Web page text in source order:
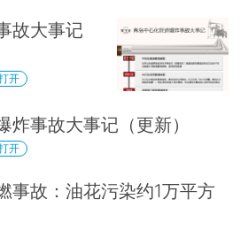
故大事记
开
炸事故大事记（更新）
开
事故：油花污染约1万平方